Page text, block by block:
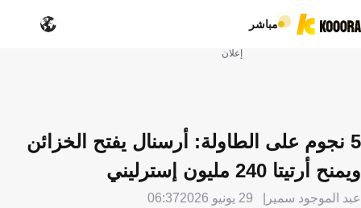
مباشر
إعلان
5 نجوم على الطاولة: أرسنال يفتح الخزائن
ويمنح أرتيتا 240 مليون إسترليني
عبد الموجود سمير 29 يونيو 2026 06:37